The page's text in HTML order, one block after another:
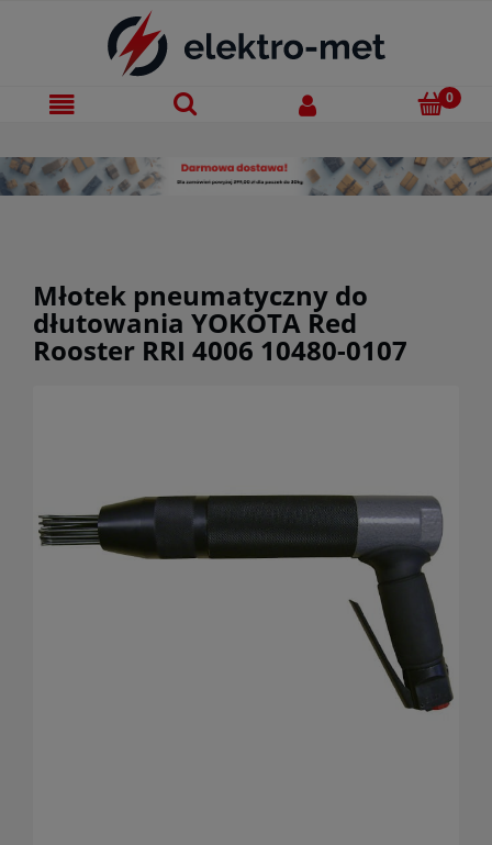
Młotek pneumatyczny do
dłutowania YOKOTA Red
Rooster RRI 4006 10480-0107